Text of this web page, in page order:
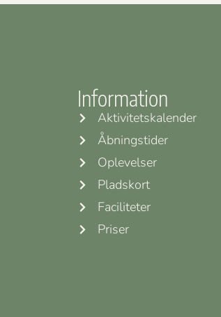
Information
Aktivitetskalender
Åbningstider
Oplevelser
Pladskort
Faciliteter
Priser